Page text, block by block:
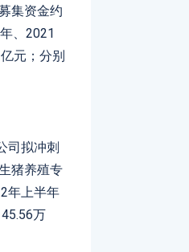
集资金约
、2021
元；分别
司拟冲刺
猪养殖专
年上半年
万